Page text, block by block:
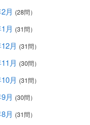
月 (28問）
月 (31問）
月 (31問）
月 (30問）
月 (31問）
月 (30問）
月 (31問）